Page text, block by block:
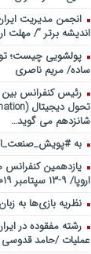
انجمن مدیریت
اندیشه برتر “/ مهلت ارسال
پولشویی چیست؛
ساده/ مریم ناصری
رئیس کنفرانس بین
شانزدهم می گوید…
به
یازدهمین کنفرانس
اروپا/ ۹-۱۳ سپتامبر ۲۰۱۹
نظریه بازی‌ها به
رشته مفقوده در
عملیات /حامد قدوسی